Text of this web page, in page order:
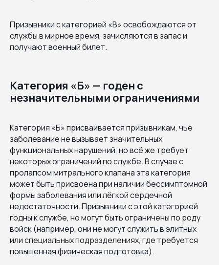
Призывники с категорией «В» освобождаются от
службы в мирное время, зачисляются в запас и
получают военный билет.
Категория «Б» — годен с
незначительными ограничениями
Категория «Б» присваивается призывникам, чьё
заболевание не вызывает значительных
функциональных нарушений, но всё же требует
некоторых ограничений по службе. В случае с
пролапсом митрального клапана эта категория
может быть присвоена при наличии бессимптомной
формы заболевания или лёгкой сердечной
недостаточности. Призывники с этой категорией
годны к службе, но могут быть ограничены по роду
войск (например, они не могут служить в элитных
или специальных подразделениях, где требуется
повышенная физическая подготовка).